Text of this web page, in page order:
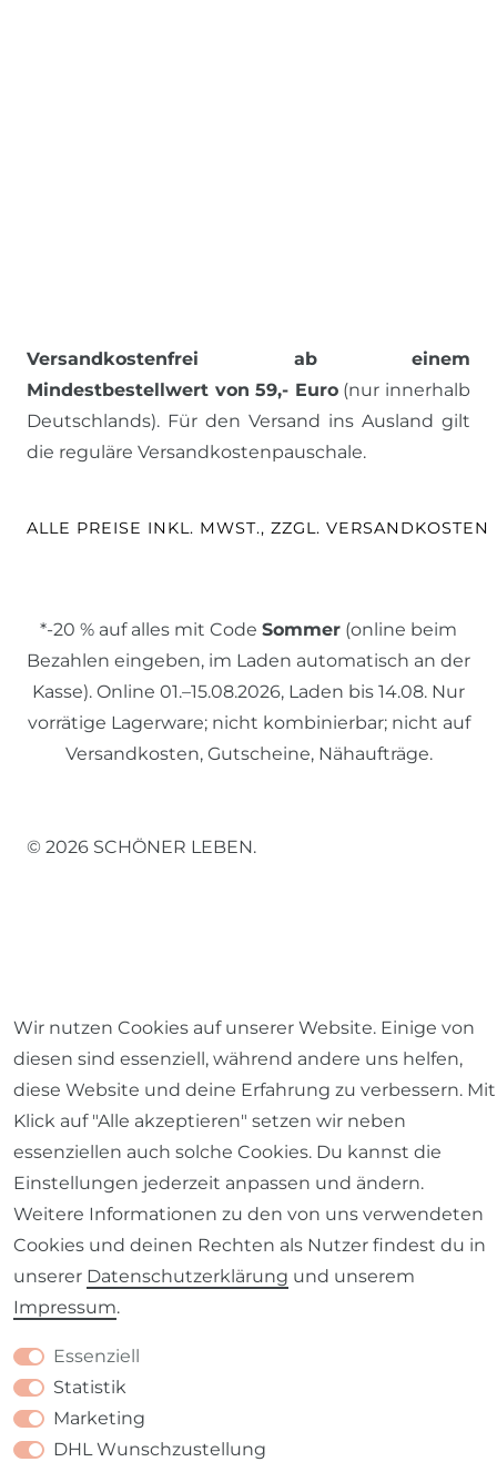
Versandkostenfrei ab einem
Mindestbestellwert von 59,- Euro(nur innerhalb
Deutschlands). Für den Versand ins Ausland gilt
die reguläre Versandkostenpauschale.
ALLE PREISE INKL. MWST., ZZGL. VERSANDKOSTEN
*-20 % auf alles mit Code Sommer (online beim
Bezahlen eingeben, im Laden automatisch an der
Kasse). Online 01.–15.08.2026, Laden bis 14.08. Nur
vorrätige Lagerware; nicht kombinierbar; nicht auf
Versandkosten, Gutscheine, Nähaufträge.
© 2026 SCHÖNER LEBEN.
Barrierefreiheitserklärung Widerrufs­recht
VERTRAG WIDERRUFEN Kontakt
Wir nutzen Cookies auf unserer Website. Einige von
diesen sind essenziell, während andere uns helfen,
diese Website und deine Erfahrung zu verbessern. Mit
Klick auf "Alle akzeptieren" setzen wir neben
essenziellen auch solche Cookies. Du kannst die
Einstellungen jederzeit anpassen und ändern.
Weitere Informationen zu den von uns verwendeten
Cookies und deinen Rechten als Nutzer findest du in
unserer Daten­schutz­erklärung und unserem
Impressum.
Essenziell
Statistik
Marketing
DHL Wunschzustellung